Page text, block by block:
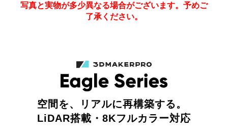
写真と実物が多少異なる場合がございます。予めご
了承ください。
空間を、リアルに再構築する。
LiDAR搭載・8Kフルカラー対応